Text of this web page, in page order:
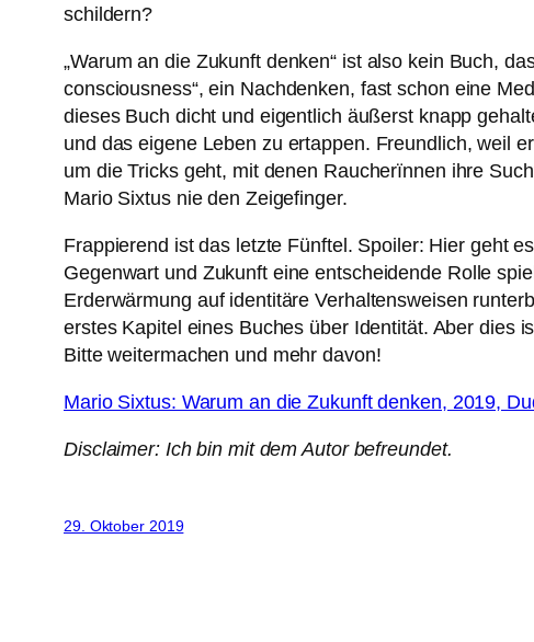
schildern?
„Warum an die Zukunft denken“ ist also kein Buch,
consciousness“, ein Nachdenken, fast schon eine
dieses Buch dicht und eigentlich äußerst knapp
und das eigene Leben zu ertappen. Freundlich, weil
um die Tricks geht, mit denen Raucherïnnen ihre
Mario Sixtus nie den Zeigefinger.
Frappierend ist das letzte Fünftel. Spoiler: Hier geht
Gegenwart und Zukunft eine entscheidende Rolle
Erderwärmung auf identitäre Verhaltensweisen
erstes Kapitel eines Buches über Identität. Aber dies
Bitte weitermachen und mehr davon!
Mario Sixtus: Warum an die Zukunft denken, 2019,
Disclaimer: Ich bin mit dem Autor befreundet.
29. Oktober 2019